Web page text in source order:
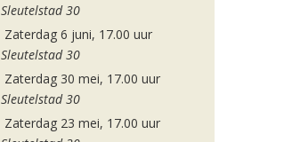
Sleutelstad 30
Zaterdag 6 juni, 17.00 uur
Sleutelstad 30
Zaterdag 30 mei, 17.00 uur
Sleutelstad 30
Zaterdag 23 mei, 17.00 uur